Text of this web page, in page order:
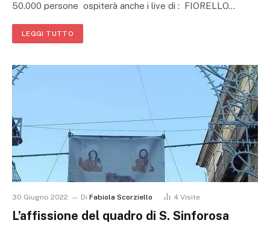
50.000 persone ospiterà anche i live di : FIORELLO…
LEGGI TUTTO
30 Giugno 2022 Di Fabiola Scorziello 4 Visite
L’affissione del quadro di S. Sinforosa